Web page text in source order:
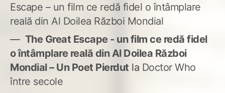
Escape – un film ce redă fidel o întâmplare
reală din Al Doilea Război Mondial
The Great Escape - un film ce redă fidel
o întâmplare reală din Al Doilea Război
Mondial – Un Poet Pierdut la Doctor Who
între secole